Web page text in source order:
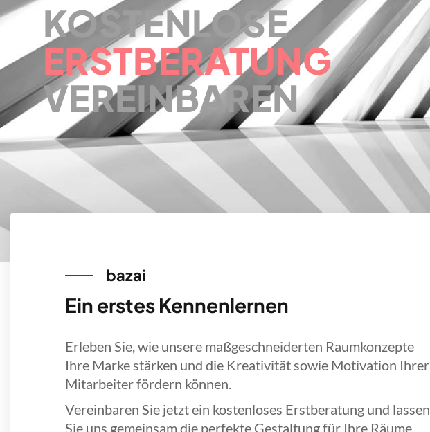
KOSTENLOSE
ERSTBERATUNG
VEREINBAREN
bazai
Ein erstes Kennenlernen
Erleben Sie, wie unsere maßgeschneiderten Raumkonzepte
Ihre Marke stärken und die Kreativität sowie Motivation Ihrer
Mitarbeiter fördern können.
Vereinbaren Sie jetzt ein kostenloses Erstberatung und lassen
Sie uns gemeinsam die perfekte Gestaltung für Ihre Räume